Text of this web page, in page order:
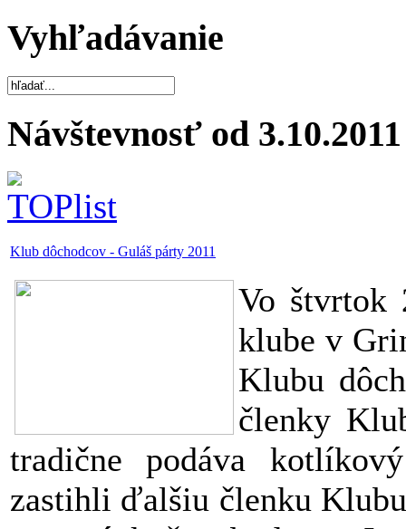
Vyhľadávanie
Návštevnosť od 3.10.2011
Klub dôchodcov - Guláš párty 2011
Vo štvrtok
klube v
Klubu
členky
tradične podáva
zastihli ďalšiu členku